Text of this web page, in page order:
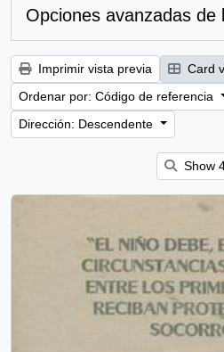
Opciones avanzadas de
Imprimir vista previa Card
Ordenar por: Código de referencia
Dirección: Descendente
Show